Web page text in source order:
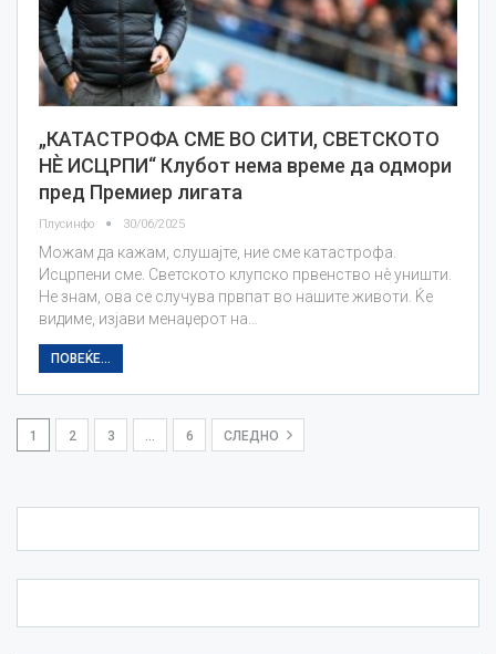
„КАТАСТРОФА СМЕ ВО СИТИ, СВЕТСКОТО
НÈ ИСЦРПИ“ Клубот нема време да одмори
пред Премиер лигата
Плусинфо 30/06/2025
Можам да кажам, слушајте, ние сме катастрофа.
Исцрпени сме. Светското клупско првенство нè уништи.
Не знам, ова се случува првпат во нашите животи. Ќе
видиме, изјави менаџерот на…
ПОВЕЌЕ...
1 2 3 6 СЛЕДНО